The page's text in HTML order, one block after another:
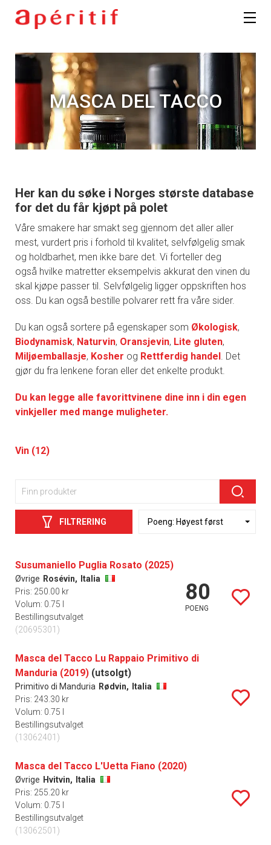
MASCA DEL TACCO
Her kan du søke i Norges største database
for det du får kjøpt på polet
Våre smakere har smakt seg gjennom det aller aller
mest, vurdert pris i forhold til kvalitet, selvfølgelig smak
og holdbarhet, men ikke bare det. Vi forteller deg
også hvilke matretter eksempelvis akkurat den vinen du
skal kjøpe passer til. Selvfølgelig ligger oppskriften hos
oss. Du kan også bestille polvarer rett fra våre sider.
Du kan også sortere på egenskaper som Økologisk,
Biodynamisk, Naturvin, Oransjevin, Lite gluten,
Miljøemballasje, Kosher og Rettferdig handel. Det
gjør du fra lenkene foran eller det enkelte produkt.
Du kan legge alle favorittvinene dine inn i din egen
vinkjeller med mange muligheter.
Vin (12)
FILTRERING
Susumaniello Puglia Rosato (2025)
Øvrige Rosévin,
Italia
Pris: 250.00 kr
Volum: 0.75 l
Bestillingsutvalget
(20695301)
80
POENG
Masca del Tacco Lu Rappaio Primitivo di
Manduria (2019) (utsolgt)
Primitivo di Manduria Rødvin,
Italia
Pris: 243.30 kr
Volum: 0.75 l
Bestillingsutvalget
(13062401)
Masca del Tacco L'Uetta Fiano (2020)
Øvrige Hvitvin,
Italia
Pris: 255.20 kr
Volum: 0.75 l
Bestillingsutvalget
(13062501)